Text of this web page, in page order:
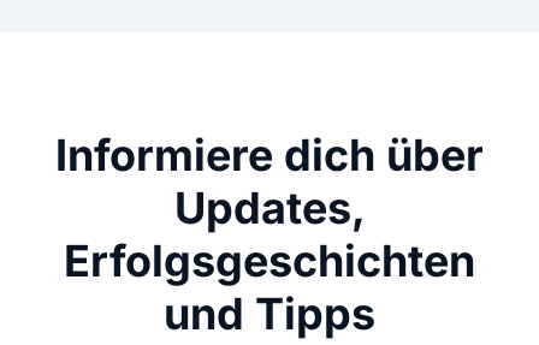
Informiere dich über
Updates,
Erfolgsgeschichten
und Tipps